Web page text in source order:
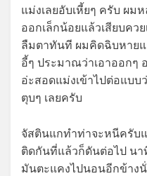
แม่งเลยอับเหี้ยๆ ครับ ผม
ออกเล็กน้อยแล้วเสียบคว
ลืมตาทันที ผมคิดฉิบหาย
อี้ๆ ประมาณว่าเอาออกๆ
อ่ะสอดแม่งเข้าไปต่อแบ
ตุบๆ เลยครับ
จัสตินแกทำท่าจะหนีครับ
ติดกันที่แล้วก็ดันต่อไป น
มันตะแคงไปนอนอีกข้าง